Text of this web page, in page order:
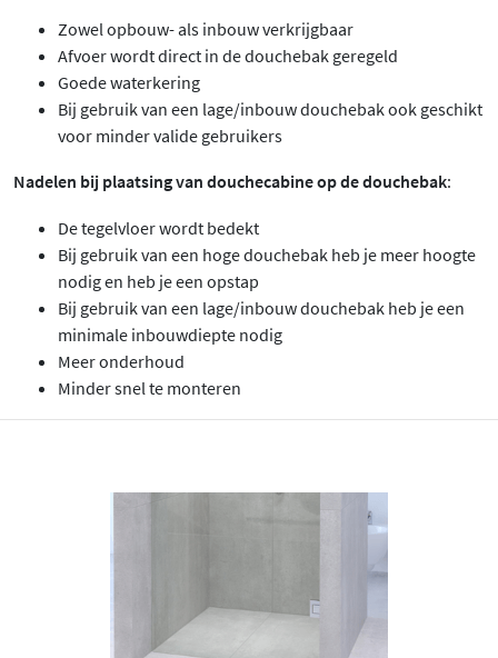
Zowel opbouw- als inbouw verkrijgbaar
Afvoer wordt direct in de douchebak geregeld
Goede waterkering
Bij gebruik van een lage/inbouw douchebak ook geschikt
voor minder valide gebruikers
Nadelen bij plaatsing van douchecabine op de douchebak:
De tegelvloer wordt bedekt
Bij gebruik van een hoge douchebak heb je meer hoogte
nodig en heb je een opstap
Bij gebruik van een lage/inbouw douchebak heb je een
minimale inbouwdiepte nodig
Meer onderhoud
Minder snel te monteren